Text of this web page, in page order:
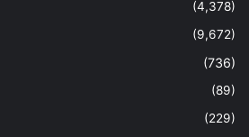
(4,378)
(9,672)
(736)
(89)
(229)